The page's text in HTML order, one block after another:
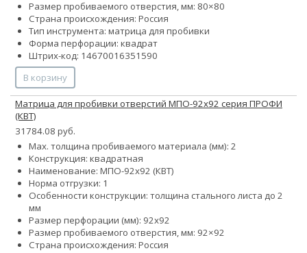
Размер пробиваемого отверстия, мм: 80×80
Страна происхождения: Россия
Тип инструмента: матрица для пробивки
Форма перфорации: квадрат
Штрих-код: 14670016351590
В корзину
Матрица для пробивки отверстий МПО-92х92 серия ПРОФИ
(КВТ)
31784.08 руб.
Max. толщина пробиваемого материала (мм): 2
Конструкция: квадратная
Наименование: МПО-92х92 (КВТ)
Норма отгрузки: 1
Особенности конструкции: толщина стального листа до 2
мм
Размер перфорации (мм): 92х92
Размер пробиваемого отверстия, мм: 92×92
Страна происхождения: Россия